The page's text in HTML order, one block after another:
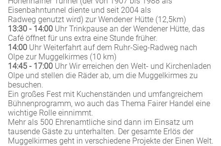
Eisenbahntunnel diente und seit 2004 als
Radweg genutzt wird) zur Wendener Hütte (12,5km)
13:30 - 14:00 Uhr Trinkpause an der Wendener Hütte, das
Café öffnet für uns extra eine Stunde früher.
14:00 Uhr Weiterfahrt auf dem Ruhr-Sieg-Radweg nach
Olpe zur Muggelkirmes (10 km)
14:45 - 17:00 Uhr Wir erreichen den Welt- und Kirchenladen
Olpe und stellen die Räder ab, um die Muggelkirmes zu
besuchen.
Ein großes Fest mit Kuchenständen und umfangreichem
Bühnenprogramm, wo auch das Thema Fairer Handel eine
wichtige Rolle einnimmt.
Mehr als 500 Ehrenamtliche sind dann im Einsatz um
tausende Gäste zu unterhalten. Der gesamte Erlös der
Muggelkirmes geht in verschiedene Projekte der Einen Welt.